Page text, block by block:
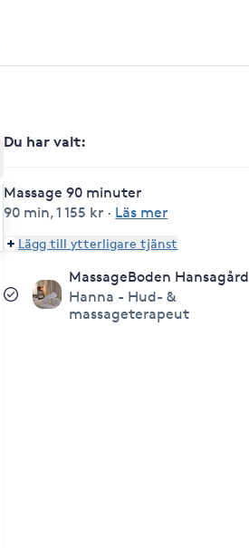
Du har valt:
Massage 90 minuter
90 min,1 155 kr · Läs mer
Lägg till ytterligare tjänst
MassageBoden Hansagård
Hanna - Hud- &
massageterapeut